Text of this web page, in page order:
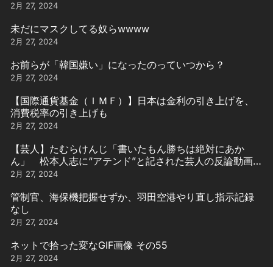
2月 27, 2024
未だにマスクしてる奴らwwww
2月 27, 2024
お前らが「韓国嫌い」になったのっていつから？
2月 27, 2024
【国際通貨基金（ＩＭＦ）】日本は金利の引き上げを、
消費税率の引き上げも
2月 27, 2024
【芸人】たむらけんじ「書いたもん勝ちは絶対にあか
ん」 松本人志に“アテンド”と記された芸人の反論動画引
用
2月 27, 2024
管制官、海保機把握せずか、羽田空港やり直し指示記録
なし
2月 27, 2024
ネットで拾った変なGIF画像 その55
2月 27, 2024